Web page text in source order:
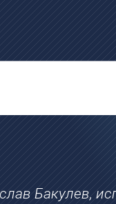
Бакулев,